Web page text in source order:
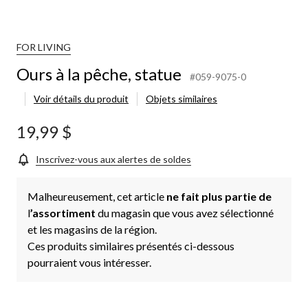
FOR LIVING
Ours à la pêche, statue
#059-9075-0
Voir détails du produit
Objets similaires
19,99 $
Inscrivez-vous aux alertes de soldes
Malheureusement, cet article ne fait plus partie de
l’assortiment du magasin que vous avez sélectionné
et les magasins de la région.
Ces produits similaires présentés ci-dessous
pourraient vous intéresser.